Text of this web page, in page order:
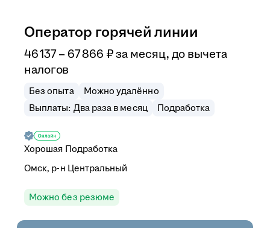
Оператор горячей линии
46 137–67 866 ₽ за месяц, до вычета
налогов
Без опыта
Можно удалённо
Выплаты: Два раза в месяц
Подработка
Хорошая Подработка
Омск, р-н Центральный
Можно без резюме